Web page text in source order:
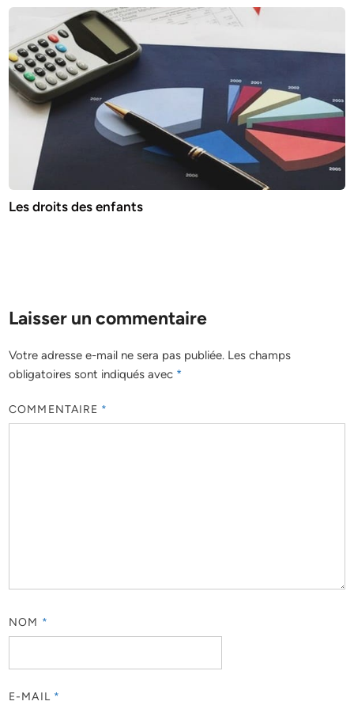
Les droits des enfants
Laisser un commentaire
Votre adresse e-mail ne sera pas publiée. Les champs
obligatoires sont indiqués avec *
COMMENTAIRE *
NOM *
E-MAIL *